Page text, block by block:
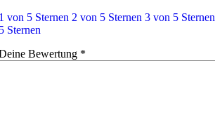
von 5 Sternen 2 von 5 Sternen 3 von 5 Sternen
Sternen
Bewertung *